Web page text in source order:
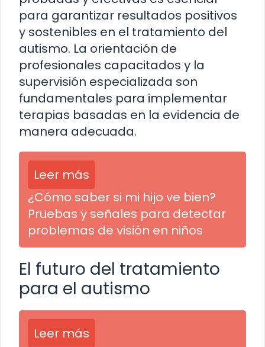
para garantizar resultados positivos
y sostenibles en el tratamiento del
autismo. La orientación de
profesionales capacitados y la
supervisión especializada son
fundamentales para implementar
terapias basadas en la evidencia de
manera adecuada.
Leer más
¿Cómo saber si mi hijo ve bien?
Pruebas y señales para detectar
problemas de visión en niños
El futuro del tratamiento
para el autismo
Leer más